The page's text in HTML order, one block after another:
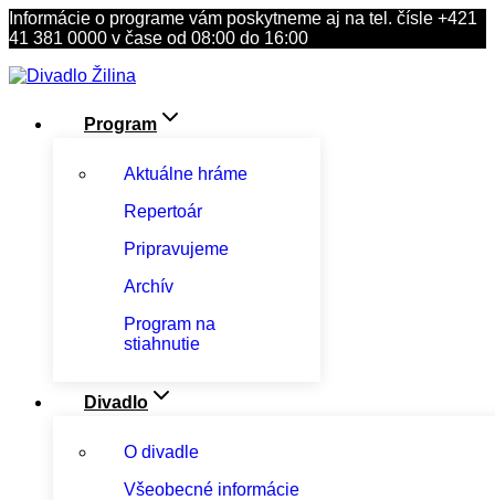
Skip
to
Informácie o programe vám poskytneme aj na tel. čísle +421
41 381 0000 v čase od 08:00 do 16:00
Program
Aktuálne hráme
Repertoár
Pripravujeme
Archív
Program na
stiahnutie
Divadlo
O divadle
Všeobecné informácie